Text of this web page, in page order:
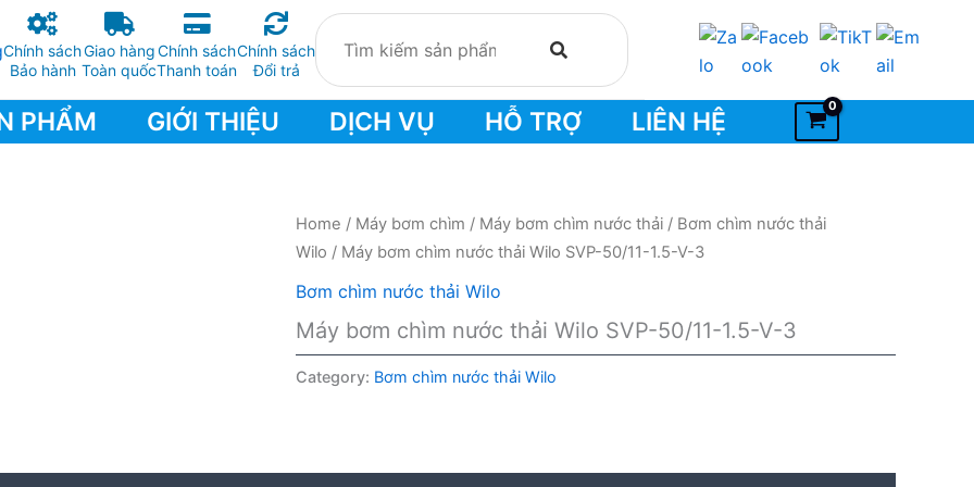
Chính sách
Bảo hành
Giao hàng
Toàn quốc
Chính sách
Thanh toán
Chính sách
Đổi trả
PHẨM GIỚI THIỆU DỊCH VỤ HỖ TRỢ LIÊN HỆ
Home / Máy bơm chìm / Máy bơm chìm nước thải / Bơm chìm nước thải
Wilo / Máy bơm chìm nước thải Wilo SVP-50/11-1.5-V-3
Bơm chìm nước thải Wilo
Máy bơm chìm nước thải Wilo SVP-50/11-1.5-V-3
Category: Bơm chìm nước thải Wilo